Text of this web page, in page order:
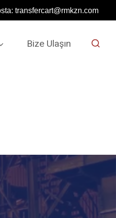
transfercart@rmkzn.com
Bize Ulaşın